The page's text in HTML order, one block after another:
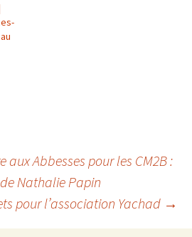
aux Abbesses pour les CM2B :
Nathalie Papin
pour l’association Yachad →